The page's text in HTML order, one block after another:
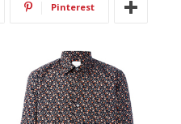
Pinterest